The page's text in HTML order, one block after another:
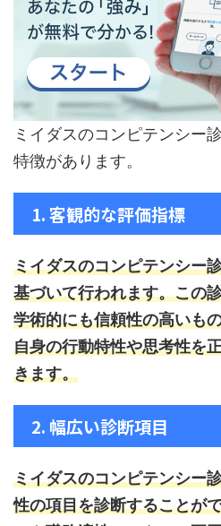
ミイダスのコンピテンシー
特徴があります。
1. 客観的な評価指標
ミイダスのコンピテンシー
基づいて行われます。この
学術的にも信頼性の高いも
自身の行動特性や思考性を
きます。
2. 幅広い診断項目
ミイダスのコンピテンシー
性の項目を診断することが